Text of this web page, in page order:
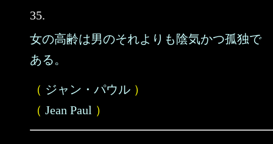
35.
女の高齢は男のそれよりも陰気かつ孤独で
ある。
（ ジャン・パウル ）
（ Jean Paul ）